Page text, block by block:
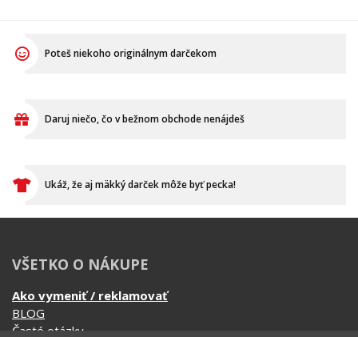
Ako vymeniť / reklamovať
BLOG
Časté otázky
Dodacia doba